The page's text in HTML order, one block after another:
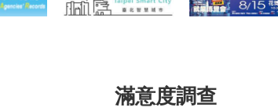
滿意度調查